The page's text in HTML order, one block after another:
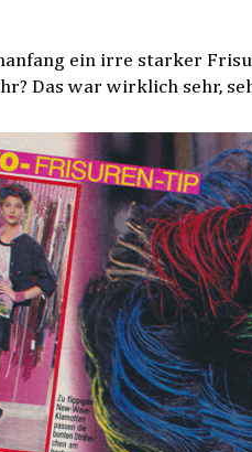
ein irre starker
Das war wirklich sehr,